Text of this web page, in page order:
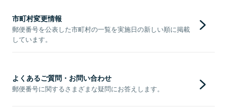
市町村変更情報
郵便番号を公表した市町村の一覧を実施日の新しい順に掲載
しています。
よくあるご質問・お問い合わせ
郵便番号に関するさまざまな疑問にお答えします。